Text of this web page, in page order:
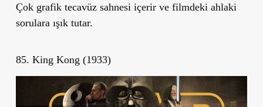
Çok grafik tecavüz sahnesi içerir ve filmdeki ahlaki
sorulara ışık tutar.
85. King Kong (1933)